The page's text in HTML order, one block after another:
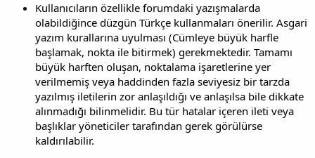
Kullanıcıların özellikle forumdaki yazışmalarda
olabildiğince düzgün Türkçe kullanmaları önerilir. Asgari
yazım kurallarına uyulması (Cümleye büyük harfle
başlamak, nokta ile bitirmek) gerekmektedir. Tamamı
büyük harften oluşan, noktalama işaretlerine yer
verilmemiş veya haddinden fazla seviyesiz bir tarzda
yazılmış iletilerin zor anlaşıldığı ve anlaşılsa bile dikkate
alınmadığı bilinmelidir. Bu tür hatalar içeren ileti veya
başlıklar yöneticiler tarafından gerek görülürse
kaldırılabilir.